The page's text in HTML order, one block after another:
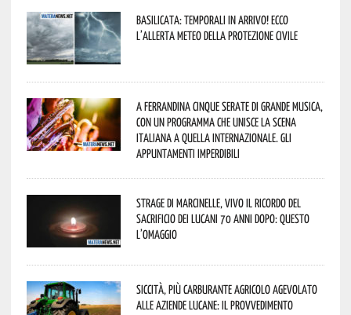
Basilicata: temporali in arrivo! Ecco
l’allerta meteo della Protezione civile
A Ferrandina cinque serate di grande musica,
con un programma che unisce la scena
italiana a quella internazionale. Gli
appuntamenti imperdibili
Strage di Marcinelle, vivo il ricordo del
sacrificio dei lucani 70 anni dopo: questo
l’omaggio
Siccità, più carburante agricolo agevolato
alle aziende lucane: il provvedimento